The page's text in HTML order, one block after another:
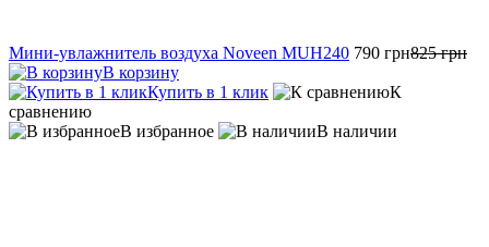
Мини-увлажнитель воздуха Noveen MUH240 790 грн825 грн
В корзину
Купить в 1 клик
К
сравнению
В избранное
В наличии